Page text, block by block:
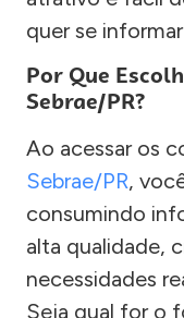
quer se
Por Que
Sebrae/PR?
Ao acessar os
Sebrae/PR,
consumindo
alta qualidade,
necessidades
Seja qual for o